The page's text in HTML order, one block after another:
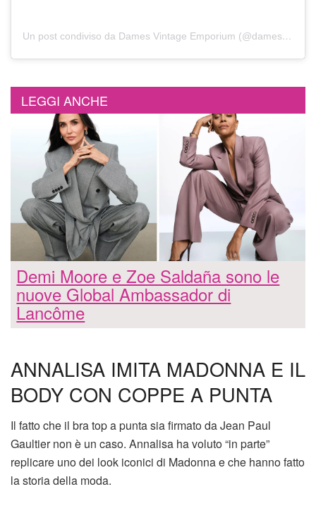
Un post condiviso da Dames Vintage Emporium (@dames_vintage_emporium)
LEGGI ANCHE
Demi Moore e Zoe Saldaña sono le
nuove Global Ambassador di
Lancôme
ANNALISA IMITA MADONNA E IL
BODY CON COPPE A PUNTA
Il fatto che il bra top a punta sia firmato da Jean Paul
Gaultier non è un caso. Annalisa ha voluto “in parte”
replicare uno dei look iconici di Madonna e che hanno fatto
la storia della moda.